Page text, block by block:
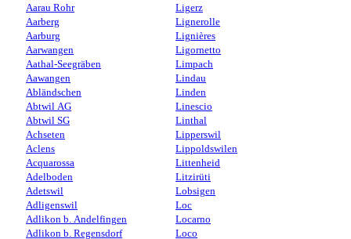
Aarau Rohr
Aarberg
Aarburg
Aarwangen
Aathal-Seegräben
Aawangen
Abländschen
Abtwil AG
Abtwil SG
Achseten
Aclens
Acquarossa
Adelboden
Adetswil
Adligenswil
Adlikon b. Andelfingen
Adlikon b. Regensdorf
Ligerz
Lignerolle
Lignières
Ligornetto
Limpach
Lindau
Linden
Linescio
Linthal
Lipperswil
Lippoldswilen
Littenheid
Litzirüti
Lobsigen
Loc
Locarno
Loco